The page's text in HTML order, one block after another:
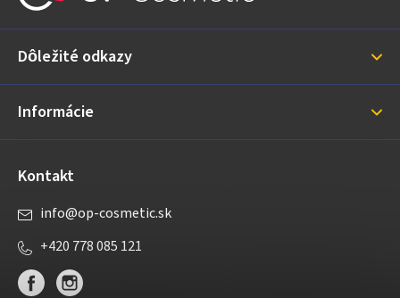
ä
i
Dôležité odkazy
Informácie
Kontakt
info@op-cosmetic.sk
+420 778 085 121